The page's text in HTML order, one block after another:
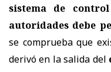
sistema de
autoridades debe
se comprueba que
derivó en la salida del